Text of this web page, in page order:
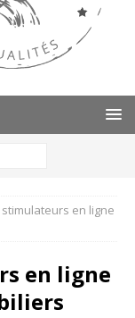
stimulateurs en ligne
en ligne